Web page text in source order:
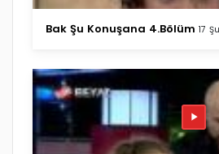
Bak Şu Konuşana 4.Bölüm 17